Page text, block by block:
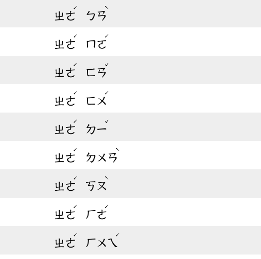
ㄓㄜ
ˊ
ㄅㄢ
ˋ
ㄓㄜ
ˊ
ㄇㄛ
ˊ
ㄓㄜ
ˊ
ㄈㄢ
ˇ
ㄓㄜ
ˊ
ㄈㄨ
ˊ
ㄓㄜ
ˊ
ㄉㄧ
ˇ
ㄓㄜ
ˊ
ㄉㄨㄢ
ˋ
ㄓㄜ
ˊ
ㄎㄡ
ˋ
ㄓㄜ
ˊ
ㄏㄜ
ˊ
ㄓㄜ
ˊ
ㄏㄨㄟ
ˊ